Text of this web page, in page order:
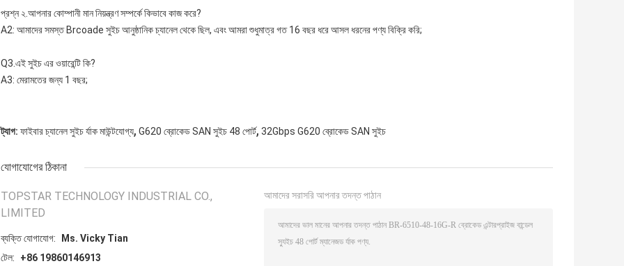
প্রশ্ন ২.আপনার কোম্পানী মান নিয়ন্ত্রণ সম্পর্কে কিভাবে কাজ করে?
A2: আমাদের সমস্ত Brcoade সুইচ আনুষ্ঠানিক চ্যানেল থেকে ছিল, এবং আমরা শুধুমাত্র গত 16 বছর ধরে আসল ধরনের পণ্য বিক্রি করি;
Q3.এই সুইচ এর ওয়ারেন্টি কি?
A3: মেরামতের জন্য 1 বছর;
ট্যাগ: ফাইবার চ্যানেল সুইচ র্যাক মাউন্টযোগ্য, G620 ব্রোকেড SAN সুইচ 48 পোর্ট, 32Gbps G620 ব্রোকেড SAN সুইচ
যোগাযোগের ঠিকানা
TOPSTAR TECHNOLOGY INDUSTRIAL CO.,
LIMITED
ব্যক্তি যোগাযোগ:
Ms. Vicky Tian
টেল:
+86 19860146913
আমাদের সরাসরি আপনার তদন্ত পাঠান